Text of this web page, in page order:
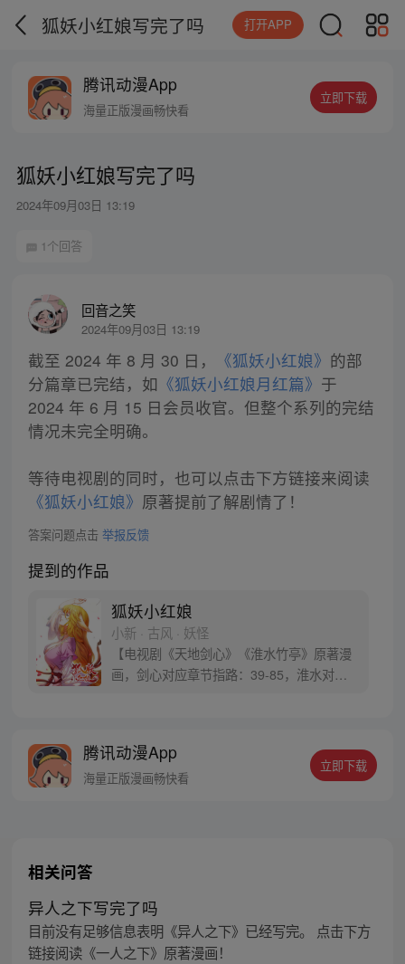
狐妖小红娘写完了吗 打开APP
腾讯动漫App
海量正版漫画畅快看
立即下载
狐妖小红娘写完了吗
2024年09月03日 13:19
1个回答
回音之笑
2024年09月03日 13:19
截至 2024 年 8 月 30 日， 《狐妖小红娘》 的部
分篇章已完结，如 《狐妖小红娘月红篇》 于
2024 年 6 月 15 日会员收官。但整个系列的完结
情况未完全明确。
等待电视剧的同时，也可以点击下方链接来阅读
《狐妖小红娘》 原著提前了解剧情了！
答案问题点击 举报反馈
提到的作品
狐妖小红娘
小新 · 古风 · 妖怪
【电视剧《天地剑心》《淮水竹亭》原著漫
画，剑心对应章节指路：39-85，淮水对应
腾讯动漫App
海量正版漫画畅快看
立即下载
相关问答
异人之下写完了吗
目前没有足够信息表明《异人之下》已经写完。 点击下方
链接阅读《一人之下》原著漫画！